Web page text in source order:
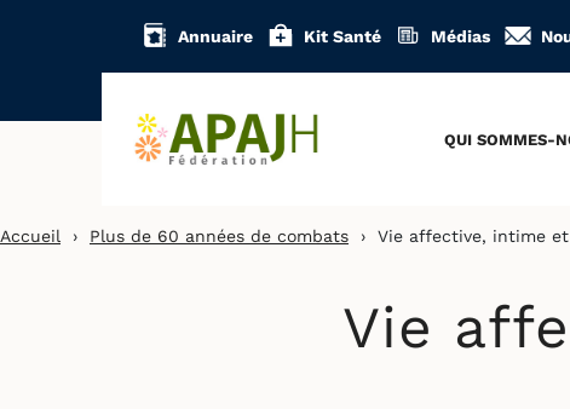
Annuaire Kit Santé Médias
QUI SOMMES-
Accueil › Plus de 60 années de combats › Vie affective, intime
Vie